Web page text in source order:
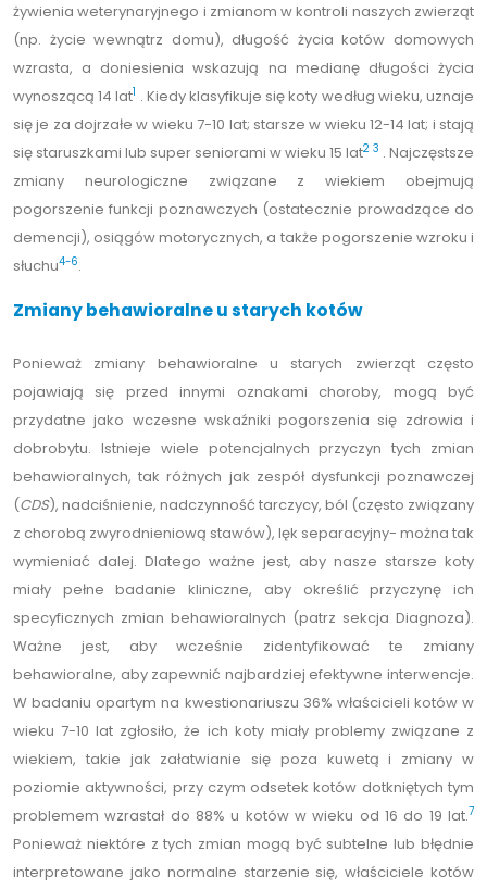
żywienia weterynaryjnego i zmianom w kontroli naszych zwierząt
(np. życie wewnątrz domu), długość życia kotów domowych
wzrasta, a doniesienia wskazują na medianę długości życia
wynoszącą 14 lat1 . Kiedy klasyfikuje się koty według wieku, uznaje
się je za dojrzałe w wieku 7-10 lat; starsze w wieku 12-14 lat; i stają
się staruszkami lub super seniorami w wieku 15 lat2 3 . Najczęstsze
zmiany neurologiczne związane z wiekiem obejmują
pogorszenie funkcji poznawczych (ostatecznie prowadzące do
demencji), osiągów motorycznych, a także pogorszenie wzroku i
słuchu4-6.
Zmiany behawioralne u starych kotów
Ponieważ zmiany behawioralne u starych zwierząt często
pojawiają się przed innymi oznakami choroby, mogą być
przydatne jako wczesne wskaźniki pogorszenia się zdrowia i
dobrobytu. Istnieje wiele potencjalnych przyczyn tych zmian
behawioralnych, tak różnych jak zespół dysfunkcji poznawczej
(CDS), nadciśnienie, nadczynność tarczycy, ból (często związany
z chorobą zwyrodnieniową stawów), lęk separacyjny- można tak
wymieniać dalej. Dlatego ważne jest, aby nasze starsze koty
miały pełne badanie kliniczne, aby określić przyczynę ich
specyficznych zmian behawioralnych (patrz sekcja Diagnoza).
Ważne jest, aby wcześnie zidentyfikować te zmiany
behawioralne, aby zapewnić najbardziej efektywne interwencje.
W badaniu opartym na kwestionariuszu 36% właścicieli kotów w
wieku 7-10 lat zgłosiło, że ich koty miały problemy związane z
wiekiem, takie jak załatwianie się poza kuwetą i zmiany w
poziomie aktywności, przy czym odsetek kotów dotkniętych tym
problemem wzrastał do 88% u kotów w wieku od 16 do 19 lat.7
Ponieważ niektóre z tych zmian mogą być subtelne lub błędnie
interpretowane jako normalne starzenie się, właściciele kotów